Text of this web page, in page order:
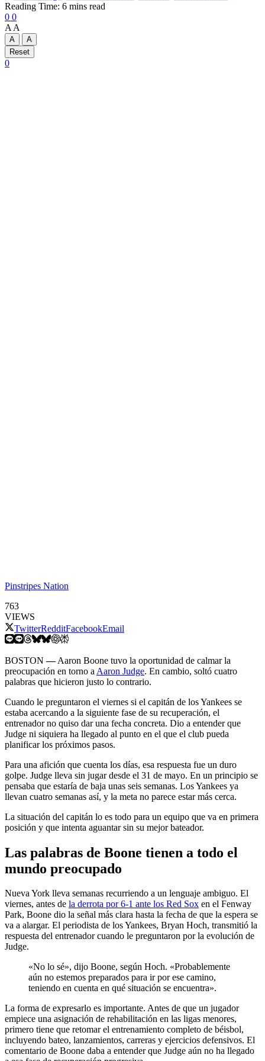
Reading Time: 6 mins read
0 0
A A
A
A
Reset
0
Pinstripes Nation
763
VIEWS
TwitterRedditFacebookEmail
BOSTON—Aaron Boone tuvo la oportunidad de calmar la
preocupación en torno a Aaron Judge. En cambio, soltó cuatro
palabras que hicieron justo lo contrario.
Cuando le preguntaron el viernes si el capitán de los Yankees se
estaba acercando a la siguiente fase de su recuperación, el
entrenador no quiso dar una fecha concreta. Dio a entender que
Judge ni siquiera ha llegado al punto en el que el club pueda
planificar los próximos pasos.
Para una afición que cuenta los días, esa respuesta fue un duro
golpe. Judge lleva sin jugar desde el 31 de mayo. En un principio se
pensaba que estaría de baja unas seis semanas. Los Yankees ya
llevan cuatro semanas así, y la meta no parece estar más cerca.
La situación del capitán lo es todo para un equipo que va en primera
posición y que intenta aguantar sin su mejor bateador.
Las palabras de Boone tienen a todo el
mundo preocupado
Nueva York lleva semanas recurriendo a un lenguaje ambiguo. El
viernes, antes de la derrota por 6-1 ante los Red Sox en el Fenway
Park, Boone dio la señal más clara hasta la fecha de que la espera se
va a alargar. El periodista de los Yankees, Bryan Hoch, transmitió la
respuesta del entrenador cuando le preguntaron por la evolución de
Judge.
«No lo sé», dijo Boone, según Hoch. «Probablemente
aún no estemos preparados para ir por ese camino,
teniendo en cuenta en qué situación se encuentra».
La forma de expresarlo es importante. Antes de que un jugador
empiece una asignación de rehabilitación en las ligas menores,
primero tiene que retomar el entrenamiento completo de béisbol,
incluyendo bateo, lanzamientos, carreras y ejercicios defensivos. El
comentario de Boone daba a entender que Judge aún no ha llegado